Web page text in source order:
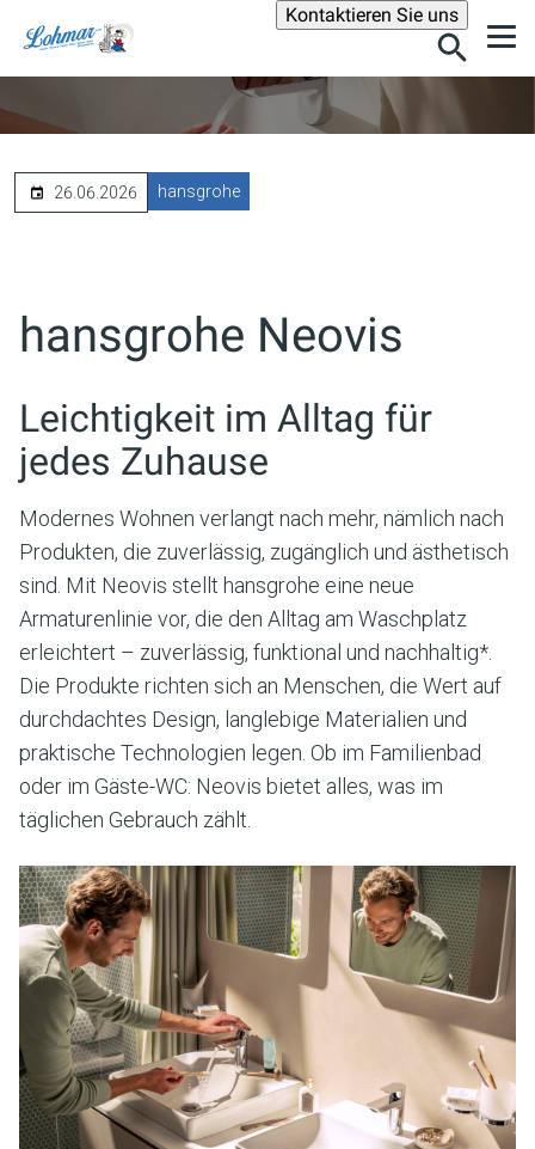
Kontaktieren Sie unsSuche
26.06.2026 hansgrohe
hansgrohe Neovis
Leichtigkeit im Alltag für
jedes Zuhause
Modernes Wohnen verlangt nach mehr, nämlich nach
Produkten, die zuverlässig, zugänglich und ästhetisch
sind. Mit Neovis stellt hansgrohe eine neue
Armaturenlinie vor, die den Alltag am Waschplatz
erleichtert – zuverlässig, funktional und nachhaltig*.
Die Produkte richten sich an Menschen, die Wert auf
durchdachtes Design, langlebige Materialien und
praktische Technologien legen. Ob im Familienbad
oder im Gäste-WC: Neovis bietet alles, was im
täglichen Gebrauch zählt.